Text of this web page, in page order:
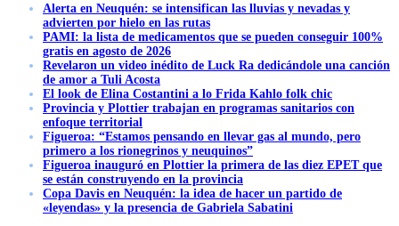
Alerta en Neuquén: se intensifican las lluvias y nevadas y
advierten por hielo en las rutas
PAMI: la lista de medicamentos que se pueden conseguir 100%
gratis en agosto de 2026
Revelaron un video inédito de Luck Ra dedicándole una canción
de amor a Tuli Acosta
El look de Elina Costantini a lo Frida Kahlo folk chic
Provincia y Plottier trabajan en programas sanitarios con
enfoque territorial
Figueroa: “Estamos pensando en llevar gas al mundo, pero
primero a los rionegrinos y neuquinos”
Figueroa inauguró en Plottier la primera de las diez EPET que
se están construyendo en la provincia
Copa Davis en Neuquén: la idea de hacer un partido de
«leyendas» y la presencia de Gabriela Sabatini